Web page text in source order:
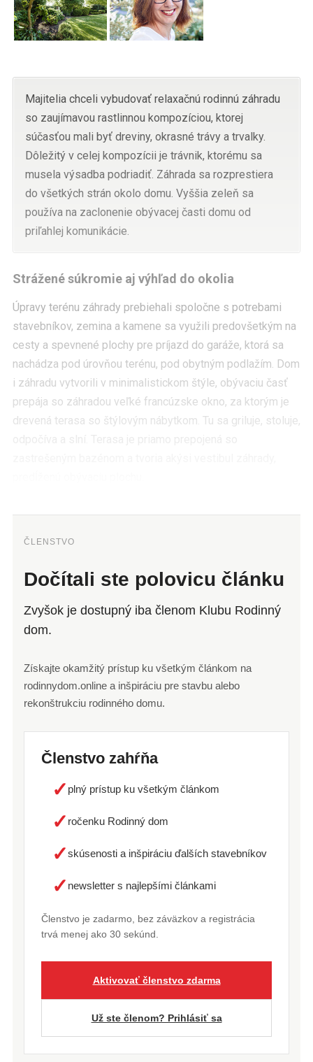
Majitelia chceli vybudovať relaxačnú rodinnú záhradu
so zaujímavou rastlinnou kompozíciou, ktorej
súčasťou mali byť dreviny, okrasné trávy a trvalky.
Dôležitý v celej kompozícii je trávnik, ktorému sa
musela výsadba podriadiť. Záhrada sa rozprestiera
do všetkých strán okolo domu. Vyššia zeleň sa
používa na zaclonenie obývacej časti domu od
priľahlej komunikácie.
Strážené súkromie aj výhľad do okolia
Úpravy terénu záhrady prebiehali spoločne s potrebami
stavebníkov, zemina a kamene sa využili predovšetkým na
cesty a spevnené plochy pre príjazd do garáže, ktorá sa
nachádza pod úrovňou terénu, pod obytným podlažím. Dom
i záhradu vytvorili v minimalistickom štýle, obývaciu časť
prepája so záhradou veľké francúzske okno, za ktorým je
drevená terasa so štýlovým nábytkom. Tu sa griluje, stoluje,
ČLENSTVO
Dočítali ste polovicu článku
Zvyšok je dostupný iba členom Klubu Rodinný
dom.
Získajte okamžitý prístup ku všetkým článkom na
rodinnydom.online a inšpiráciu pre stavbu alebo
rekonštrukciu rodinného domu.
Členstvo zahŕňa
✓ plný prístup ku všetkým článkom
✓ ročenku Rodinný dom
✓skúsenosti a inšpiráciu ďalších stavebníkov
✓ newsletter s najlepšími článkami
Členstvo je zadarmo, bez záväzkov a registrácia
trvá menej ako 30 sekúnd.
Aktivovať členstvo zdarma
Už ste členom? Prihlásiť sa